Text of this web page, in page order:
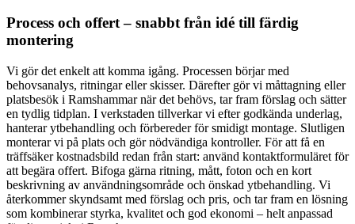
Process och offert – snabbt från idé till färdig
montering
Vi gör det enkelt att komma igång. Processen börjar med
behovsanalys, ritningar eller skisser. Därefter gör vi måttagning eller
platsbesök i Ramshammar när det behövs, tar fram förslag och sätter
en tydlig tidplan. I verkstaden tillverkar vi efter godkända underlag,
hanterar ytbehandling och förbereder för smidigt montage. Slutligen
monterar vi på plats och gör nödvändiga kontroller. För att få en
träffsäker kostnadsbild redan från start: använd kontaktformuläret för
att begära offert. Bifoga gärna ritning, mått, foton och en kort
beskrivning av användningsområde och önskad ytbehandling. Vi
återkommer skyndsamt med förslag och pris, och tar fram en lösning
som kombinerar styrka, kvalitet och god ekonomi – helt anpassad